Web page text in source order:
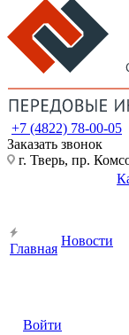
+7 (4822) 78-00-05
Заказать звонок
г. Тверь, пр.
Главная
Новости
Войти